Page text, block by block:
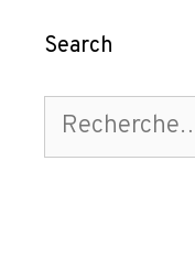
Search